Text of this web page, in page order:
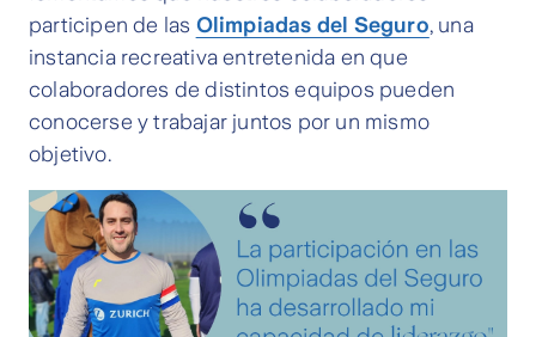
participen de las Olimpiadas del Seguro, una
instancia recreativa entretenida en que
colaboradores de distintos equipos pueden
conocerse y trabajar juntos por un mismo
objetivo.